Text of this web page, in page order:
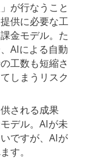
」が行なうこと
供に必要な工
金モデル。た
AIによる自動
工数も短縮さ
しまうリスク
される成果
デル。AIが未
ですが、AIが
す。